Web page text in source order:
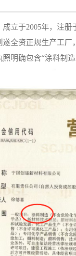
立于2005年，注册
全资正规生产工
明确包含“涂料制造